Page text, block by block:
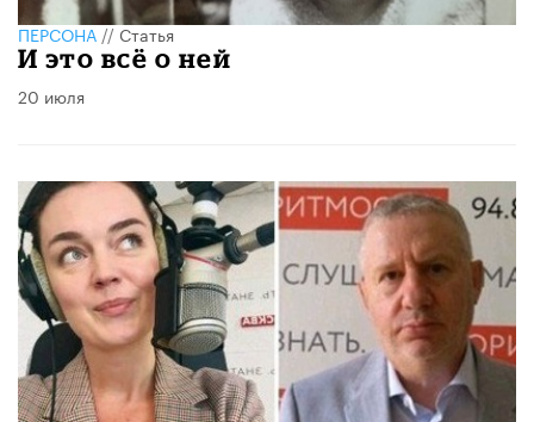
ПЕРСОНА//Статья
​И это всё о ней
20 июля